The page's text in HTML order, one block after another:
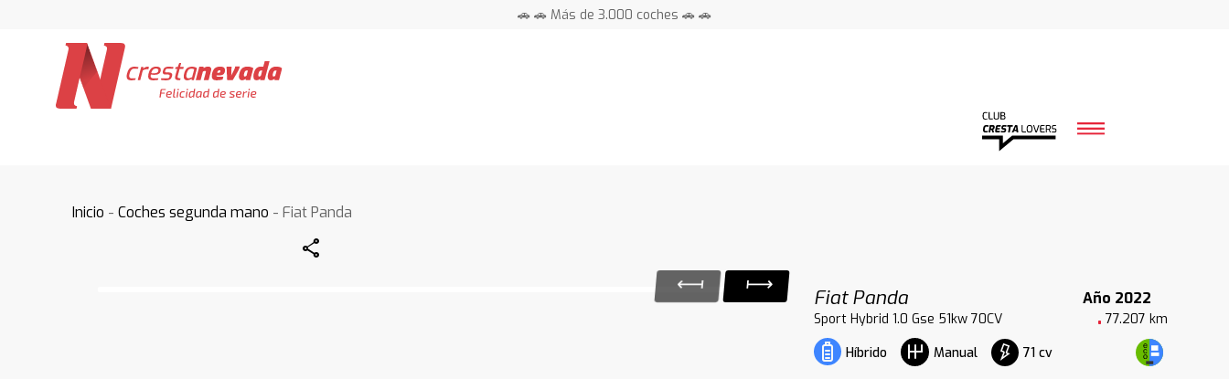
🚗 🚗 Más de 3.000 coches 🚗 🚗
Inicio -Coches segunda mano - Fiat Panda
Share
Fiat Panda
Año 2022
Sport Hybrid 1.0 Gse 51kw 70CV
77.207 km
Híbrido
Manual 71 cv